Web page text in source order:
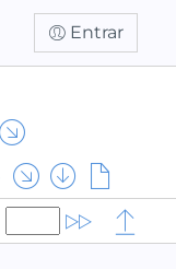
Entrar